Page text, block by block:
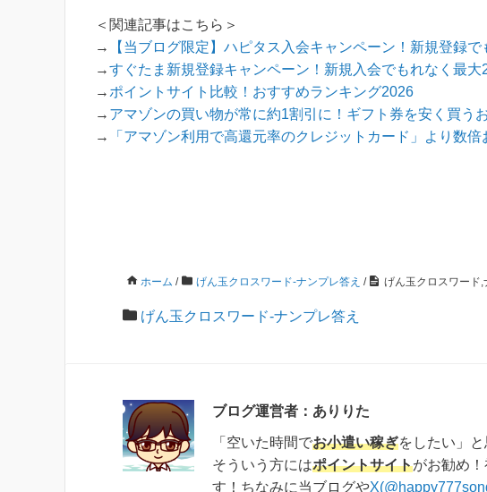
＜関連記事はこちら＞
→
【当ブログ限定】ハピタス入会キャンペーン！新規登録
→すぐたま新規登録キャンペーン！新規入会でもれなく最大
→ ポイントサイト比較！おすすめランキング2026
→ アマゾンの買い物が常に約1割引に！ギフト券を安く買う
→
「アマゾン利用で高還元率のクレジットカード」より数
ホーム / げん玉クロスワード-ナンプレ答え / げん玉クロスワード
げん玉クロスワード-ナンプレ答え
ブログ運営者：ありりた
「空いた時間でお小遣い稼ぎをしたい」
そういう方にはポイントサイトがお勧め
す！ちなみに当ブログや